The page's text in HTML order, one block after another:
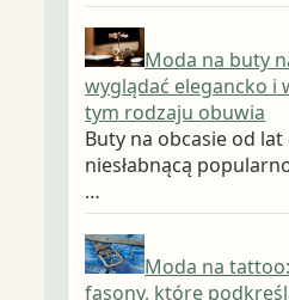
Moda na buty
wyglądać elegancko i
tym rodzaju obuwia
Buty na obcasie od lat
niesłabnącą
…
Moda na
fasony, które